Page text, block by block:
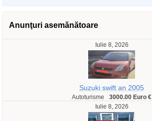
Anunţuri asemănătoare
Iulie 8, 2026
Suzuki swift an 2005
Autoturisme
3000.00 Euro €
Iulie 8, 2026